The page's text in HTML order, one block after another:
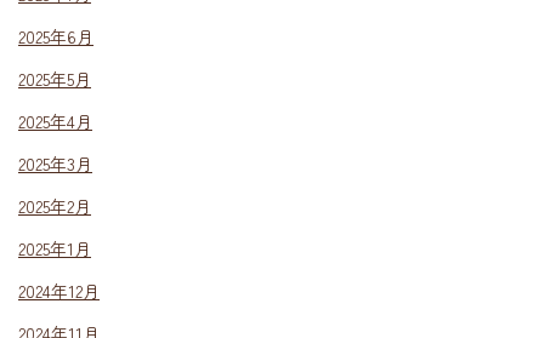
2025年6月
2025年5月
2025年4月
2025年3月
2025年2月
2025年1月
2024年12月
2024年11月